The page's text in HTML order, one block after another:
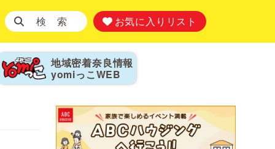
検 索 お気に入りリスト
地域密着奈良情報
yomiっこ WEB